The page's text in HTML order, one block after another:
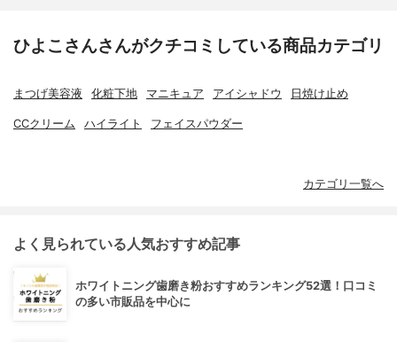
ひよこさんさんがクチコミしている商品カテゴリ
まつげ美容液 化粧下地 マニキュア アイシャドウ 日焼け止め
CCクリーム ハイライト フェイスパウダー
カテゴリ一覧へ
よく見られている人気おすすめ記事
ホワイトニング歯磨き粉おすすめランキング52選！口コミ
の多い市販品を中心に